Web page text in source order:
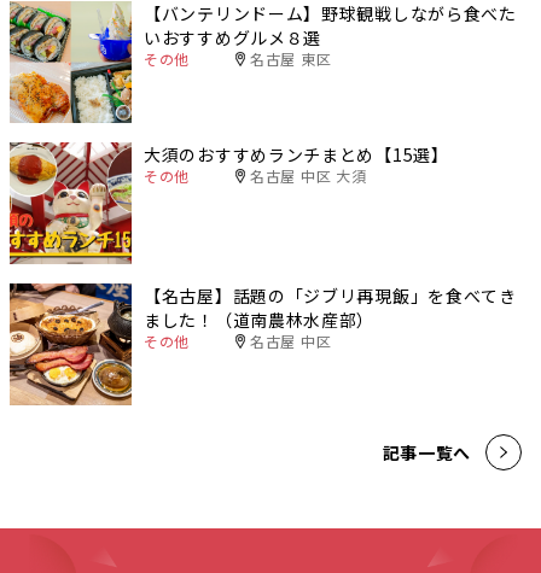
【バンテリンドーム】野球観戦しながら食べた
いおすすめグルメ８選
その他 名古屋 東区
大須のおすすめランチまとめ【15選】
その他 名古屋 中区 大須
【名古屋】話題の「ジブリ再現飯」を食べてき
ました！（道南農林水産部）
その他 名古屋 中区
記事一覧へ